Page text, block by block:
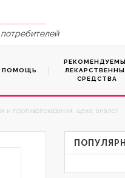
ПОМОЩЬ
СРЕДСТВА
противопоказания, цена, аналог